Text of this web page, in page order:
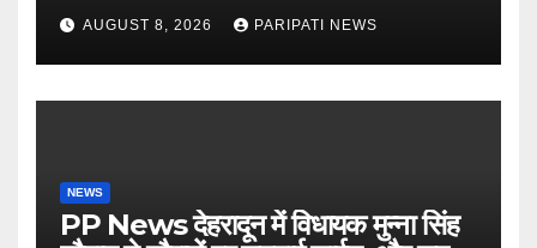
see more..
AUGUST 8, 2026 PARIPATI NEWS
NEWS
PP News देहरादून में विधायक मुन्ना सिंह